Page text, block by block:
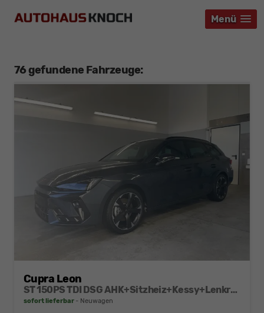
Menü
Menü
Menü
76 gefundene Fahrzeuge:
Cupra Leon
ST 150PS TDI DSG AHK+Sitzheiz+Kessy+Lenkradheiz+eHeck+Kamera+Alu18
sofort lieferbar Neuwagen